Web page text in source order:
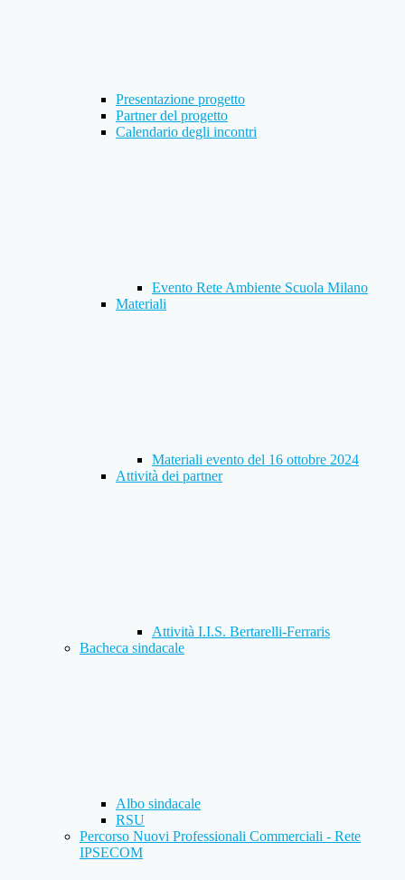
Presentazione progetto
Partner del progetto
Calendario degli incontri
Evento Rete Ambiente Scuola Milano
Materiali
Materiali evento del 16 ottobre 2024
Attività dei partner
Attività I.I.S. Bertarelli-Ferraris
Bacheca sindacale
Albo sindacale
RSU
Percorso Nuovi Professionali Commerciali - Rete
IPSECOM